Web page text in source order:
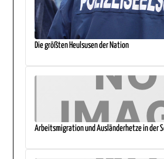
Die größten Heulsusen der Nation
Arbeitsmigration und Ausländerhetze in der